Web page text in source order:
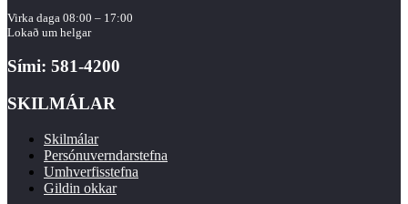
Virka daga 08:00 – 17:00
Lokað um helgar
Sími: 581-4200
SKILMÁLAR
Skilmálar
Persónuverndarstefna
Umhverfisstefna
Gildin okkar